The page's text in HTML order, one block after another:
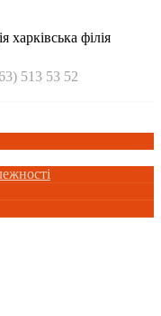
філія
513 53 52